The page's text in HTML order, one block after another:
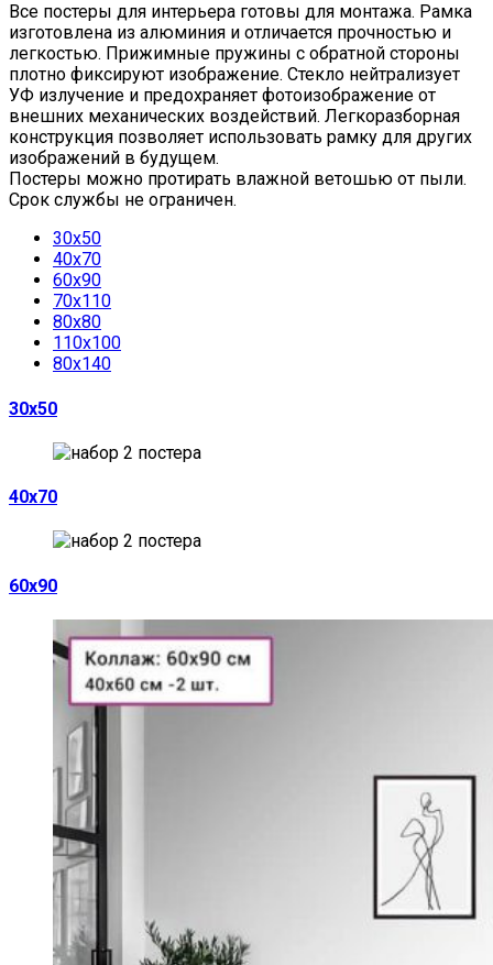
Все постеры для интерьера готовы для монтажа. Рамка
изготовлена из алюминия и отличается прочностью и
легкостью. Прижимные пружины с обратной стороны
плотно фиксируют изображение. Стекло нейтрализует
УФ излучение и предохраняет фотоизображение от
внешних механических воздействий. Легкоразборная
конструкция позволяет использовать рамку для других
изображений в будущем.
Постеры можно протирать влажной ветошью от пыли.
Срок службы не ограничен.
30х50
40х70
60х90
70х110
80х80
110х100
80х140
30х50
40х70
60х90